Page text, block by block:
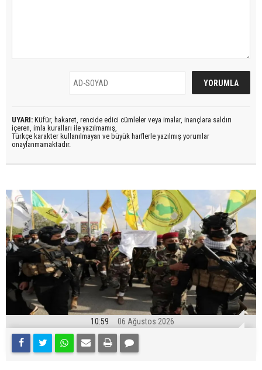
UYARI: Küfür, hakaret, rencide edici cümleler veya imalar, inançlara saldırı
içeren, imla kuralları ile yazılmamış,
Türkçe karakter kullanılmayan ve büyük harflerle yazılmış yorumlar
onaylanmamaktadır.
10:59 06 Ağustos 2026